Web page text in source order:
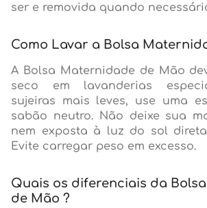
ser e removida quando
Como Lavar a Bolsa
A Bolsa Maternidade de Mão
seco em lavanderias
sujeiras mais leves, use uma
sabão neutro. Não deixe sua
nem exposta à luz do sol
Evite carregar peso em excesso.
Quais os diferenciais da
de Mão ?